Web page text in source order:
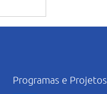
Programas e Projetos